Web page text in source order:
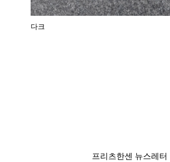
다크
프리츠한센 뉴스레터